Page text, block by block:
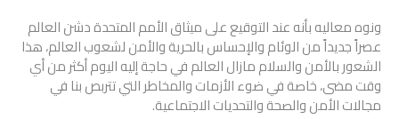
ونوه معاليه بأنه عند التوقيع على ميثاق الأمم المتحدة دشن العالم
عصراً جديداً من الوئام والإحساس بالحرية والأمن لشعوب العالم، هذا
الشعور بالأمن والسلام مازال العالم في حاجة إليه اليوم أكثر من أي
وقت مضى، خاصة في ضوء الأزمات والمخاطر التي تتربص بنا في
مجالات الأمن والصحة والتحديات الاجتماعية.